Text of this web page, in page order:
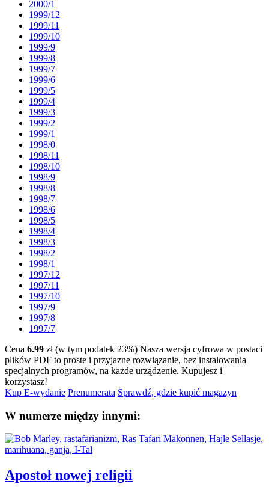
2000/1
1999/12
1999/11
1999/10
1999/9
1999/8
1999/7
1999/6
1999/5
1999/4
1999/3
1999/2
1999/1
1998/0
1998/11
1998/10
1998/9
1998/8
1998/7
1998/6
1998/5
1998/4
1998/3
1998/2
1998/1
1997/12
1997/11
1997/10
1997/9
1997/8
1997/7
Cena 6.99 zł (w tym podatek 23%) Nasza wersja cyfrowa w postaci
plików PDF to proste i przyjazne rozwiązanie, bez instalowania
specjalnych programów, na każde urządzenie. Kupujesz i
korzystasz!
Kup E-wydanie Prenumerata Sprawdź, gdzie kupić magazyn
W numerze między innymi:
Apostoł nowej religii